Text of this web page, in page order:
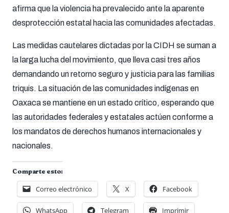
afirma que la violencia ha prevalecido ante la aparente
desprotección estatal hacia las comunidades afectadas.
Las medidas cautelares dictadas por la CIDH se suman a
la larga lucha del movimiento, que lleva casi tres años
demandando un retorno seguro y justicia para las familias
triquis. La situación de las comunidades indígenas en
Oaxaca se mantiene en un estado crítico, esperando que
las autoridades federales y estatales actúen conforme a
los mandatos de derechos humanos internacionales y
nacionales.
Comparte esto:
Correo electrónico X Facebook
WhatsApp Telegram Imprimir